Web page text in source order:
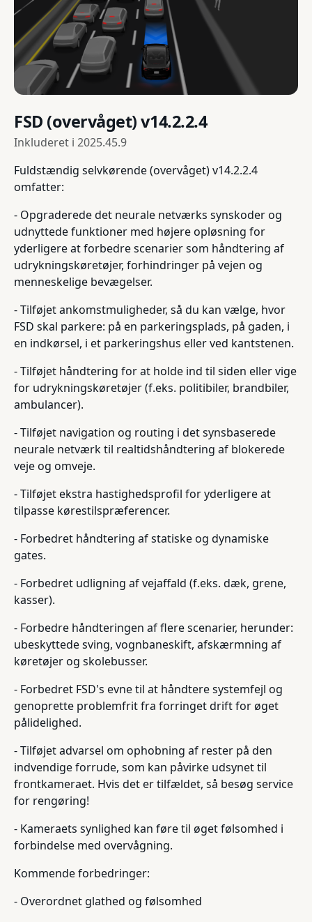
FSD (overvåget) v14.2.2.4
Inkluderet i 2025.45.9
Fuldstændig selvkørende (overvåget) v14.2.2.4
omfatter:
- Opgraderede det neurale netværks synskoder og
udnyttede funktioner med højere opløsning for
yderligere at forbedre scenarier som håndtering af
udrykningskøretøjer, forhindringer på vejen og
menneskelige bevægelser.
- Tilføjet ankomstmuligheder, så du kan vælge, hvor
FSD skal parkere: på en parkeringsplads, på gaden, i
en indkørsel, i et parkeringshus eller ved kantstenen.
- Tilføjet håndtering for at holde ind til siden eller vige
for udrykningskøretøjer (f.eks. politibiler, brandbiler,
ambulancer).
- Tilføjet navigation og routing i det synsbaserede
neurale netværk til realtidshåndtering af blokerede
veje og omveje.
- Tilføjet ekstra hastighedsprofil for yderligere at
tilpasse kørestilspræferencer.
- Forbedret håndtering af statiske og dynamiske
gates.
- Forbedret udligning af vejaffald (f.eks. dæk, grene,
kasser).
- Forbedre håndteringen af flere scenarier, herunder:
ubeskyttede sving, vognbaneskift, afskærmning af
køretøjer og skolebusser.
- Forbedret FSD's evne til at håndtere systemfejl og
genoprette problemfrit fra forringet drift for øget
pålidelighed.
- Tilføjet advarsel om ophobning af rester på den
indvendige forrude, som kan påvirke udsynet til
frontkameraet. Hvis det er tilfældet, så besøg service
for rengøring!
- Kameraets synlighed kan føre til øget følsomhed i
forbindelse med overvågning.
Kommende forbedringer:
- Overordnet glathed og følsomhed